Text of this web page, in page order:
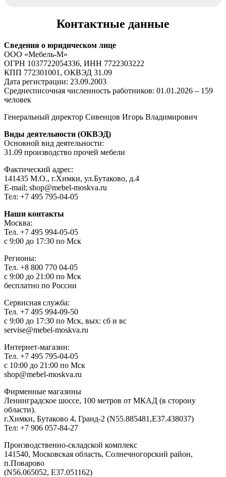
Контактные данные
Сведения о юридическом лице
ООО «Мебель-М»
ОГРН 1037722054336, ИНН 7722303222
КПП 772301001, ОКВЭД 31.09
Дата регистрации: 23.09.2003
Среднесписочная численность работников: 01.01.2026 – 159
человек
Генеральный директор Сивенцов Игорь Владимирович
Виды деятельности (ОКВЭД)
Основной вид деятельности:
31.09 производство прочей мебели
Фактический адрес:
141435 М.О., г.Химки, ул.Бутаково, д.4
E-mail; shop@mebel-moskva.ru
Тел: +7 495 795-04-05
Наши контакты
Москва:
Тел. +7 495 994-05-05
с 9:00 до 17:30 по Мск
Регионы:
Тел. +8 800 770 04-05
c 9:00 до 21:00 по Мск
бесплатно по России
Сервисная служба:
Тел. +7 495 994-09-50
c 9:00 до 17:30 по Мск, вых: сб и вс
servise@mebel-moskva.ru
Интернет-магазин:
Тел. +7 495 795-04-05
с 10:00 до 21:00 по Мск
shop@mebel-moskva.ru
Фирменные магазины
Ленинградское шоссе, 100 метров от МКАД (в сторону
области).
г.Химки, Бутаково 4, Гранд-2 (N55.885481,E37.438037)
Тел: +7 906 057-84-27
Производственно-складской комплекс
141540, Московская область, Солнечногорский район,
п.Поварово
(N56.065052, E37.051162)